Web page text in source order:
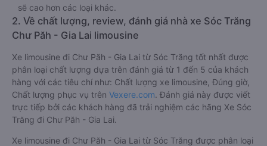
sẽ cao hơn các loại khác.
2. Về chất lượng, review, đánh giá nhà xe Sóc Trăng
Chư Păh - Gia Lai limousine
Xe limousine đi Chư Păh - Gia Lai từ Sóc Trăng tốt nhất được
phân loại chất lượng dựa trên đánh giá từ 1 đến 5 của khách
hàng với các tiêu chí như: Chất lượng xe limousine, Đúng giờ,
Chất lượng phục vụ trên Vexere.com. Đánh giá này được viết
trực tiếp bởi các khách hàng đã trải nghiệm các hãng Xe Sóc
Trăng đi Chư Păh - Gia Lai.
Xe limousine đi Chư Păh - Gia Lai từ Sóc Trăng được phân loại